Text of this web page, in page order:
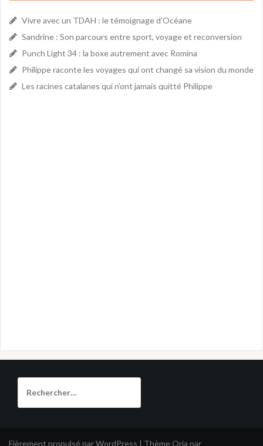
Vivre avec un TDAH : le témoignage d’Océane
Sandrine : Son parcours entre sport, voyage et reconversion
Punch Light 34 : la boxe autrement avec Romina
Philippe raconte les voyages qui ont changé sa vision du monde
Les racines catalanes qui n’ont jamais quitté Philippe
Fièrement propulsé par WordPress | Thème Oria par